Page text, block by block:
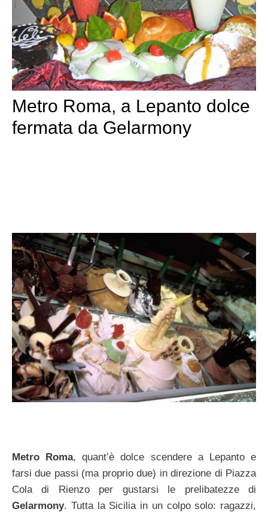
Metro Roma, a Lepanto dolce
fermata da Gelarmony
Metro Roma, quant’è dolce scendere a Lepanto e
farsi due passi (ma proprio due) in direzione di Piazza
Cola di Rienzo per gustarsi le prelibatezze di
Gelarmony. Tutta la Sicilia in un colpo solo: ragazzi,